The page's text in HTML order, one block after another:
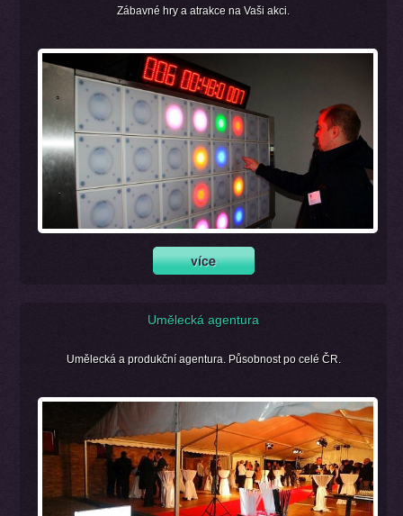
Zábavné hry a atrakce na Vaši akci.
Umělecká agentura
Umělecká a produkční agentura. Působnost po celé ČR.